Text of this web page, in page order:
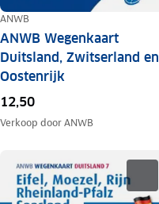
ANWB
ANWB Wegenkaart
Duitsland, Zwitserland en
Oostenrijk
12,50
Verkoop doorANWB